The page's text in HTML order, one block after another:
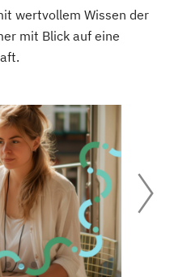
wertvollem Wissen der
mit Blick auf eine